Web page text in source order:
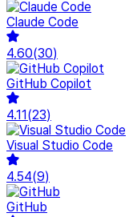
Claude Code
4.60(30)
GitHub Copilot
4.11(23)
Visual Studio Code
4.54(9)
GitHub